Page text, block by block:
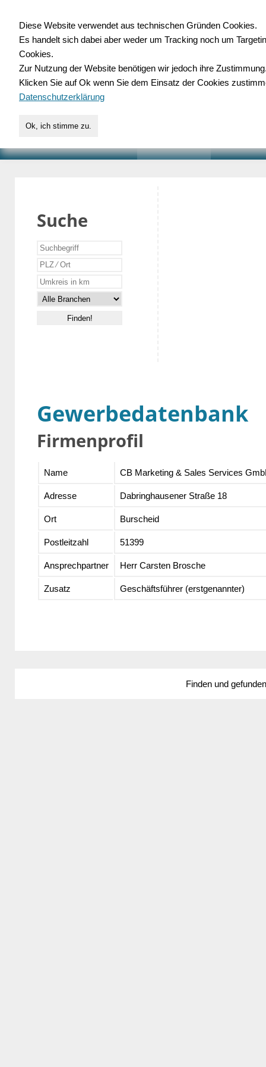
für Handwerk,
Suche
Gewerbedatenbank
Firmenprofil
Name CB Marketing & Sales Services
Adresse Dabringhausener Straße 18
Ort Burscheid
Postleitzahl 51399
Ansprechpartner Herr Carsten Brosche
Zusatz Geschäftsführer (erstgenannter)
Finden und
Diese Website verwendet aus technischen Gründen Cookies.
Es handelt sich dabei aber weder um Tracking noch um
Cookies.
Zur Nutzung der Website benötigen wir jedoch ihre
Klicken Sie auf Ok wenn Sie dem Einsatz der Cookies
Datenschutzerklärung
Ok, ich stimme zu.